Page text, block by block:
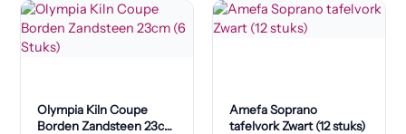
Olympia Kiln Coupe
Borden Zandsteen 23cm
Amefa Soprano
tafelvork Zwart (12 stuks)